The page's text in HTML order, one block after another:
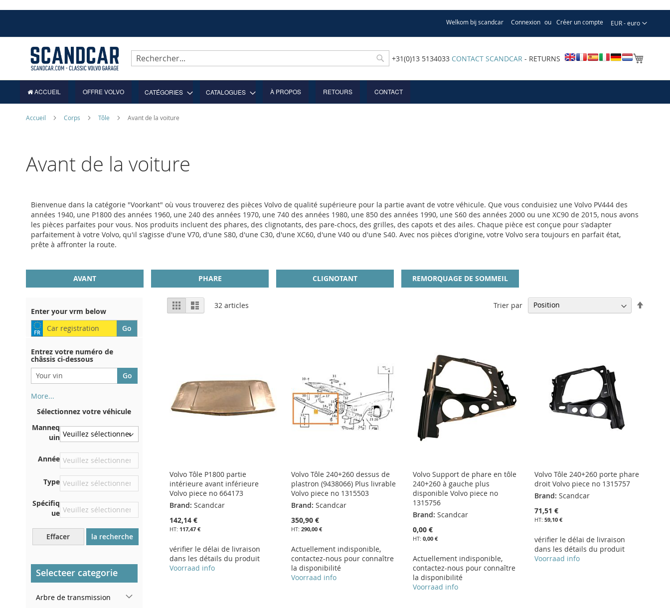
Devise
EUR - euro
Welkom bij scandcar Connexion Créer un compte
contenu
Rechercher
+31(0)13 5134033 CONTACT SCANDCAR - RETURNS
ACCUEIL OFFRE VOLVO CATÉGORIES CATALOGUES À PROPOS RETOURS CONTACT
Accueil Corps Tôle Avant de la voiture
Avant de la voiture
Bienvenue dans la catégorie "Voorkant" où vous trouverez des pièces Volvo de qualité supérieure pour la partie avant de votre véhicule. Que vous conduisiez une Volvo PV444 des
années 1940, une P1800 des années 1960, une 240 des années 1970, une 740 des années 1980, une 850 des années 1990, une S60 des années 2000 ou une XC90 de 2015, nous avons
les pièces parfaites pour vous. Nos produits incluent des phares, des clignotants, des pare-chocs, des grilles, des capots et des ailes. Chaque pièce est conçue pour s'adapter
parfaitement à votre Volvo, qu'il s'agisse d'une V70, d'une S80, d'une C30, d'une XC60, d'une V40 ou d'une S40. Avec nos pièces d'origine, votre Volvo sera toujours en parfait état,
prête à affronter la route.
AVANT PHARE CLIGNOTANT REMORQUAGE DE SOMMEIL
Afficher
en
GrilleListe 32 articles Trier par
Volvo Tôle P1800 partie
intérieure avant inférieure
Volvo piece no 664173
Brand: Scandcar
142,14 €
117,47 €
vérifier le délai de livraison
dans les détails du produit
Voorraad info
Ajouter au panier
AJOUTER
Volvo Tôle 240+260 dessus de
plastron (9438066) Plus livrable
Volvo piece no 1315503
Brand: Scandcar
350,90 €
290,00 €
Actuellement indisponible,
contactez-nous pour connaître
la disponibilité
Voorraad info
Ajouter au panier
Volvo Support de phare en tôle
240+260 à gauche plus
disponible Volvo piece no
1315756
Brand: Scandcar
0,00 €
0,00 €
Actuellement indisponible,
contactez-nous pour connaître
la disponibilité
Voorraad info
Volvo Tôle 240+260 porte phare
droit Volvo piece no 1315757
Brand: Scandcar
71,51 €
59,10 €
vérifier le délai de livraison
dans les détails du produit
Voorraad info
Ajouter au panier
AJOUTER
Enter your vrm below
Entrez votre numéro de
châssis ci-dessous
More...
au dos de votre certificat
d'immatriculation. Et aussi
dans la voiture
Sur la plaque inférieure du
siège avant droit
Centrer contre la cloison
sous le capot
Directement dans le
compartiment moteur
tableau de bord
Sélectionnez votre véhicule
Manneq
uin
Année
Type
Spécifiq
ue
Effacer la recherche
Selecteer categorie
Arbre de transmission